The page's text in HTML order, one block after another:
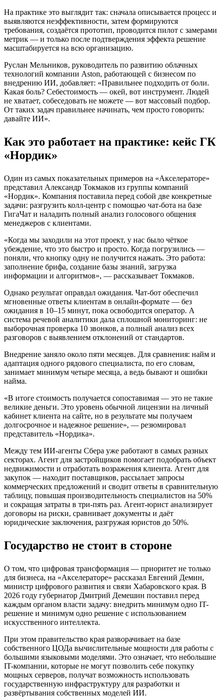
На практике это выглядит так: сначала описывается процесс и
выявляются неэффективности, затем формируются
требования, создаётся прототип, проводится пилот с замерами
метрик — и только после подтверждения эффекта решение
масштабируется на всю организацию.
Руслан Мельников, руководитель по развитию облачных
технологий компании Aston, работающей с бизнесом по
внедрению ИИ, добавляет: «Правильнее подходить от боли.
Какая боль? Себестоимость — окей, вот инструмент. Людей
не хватает, собеседовать не можете — вот массовый подбор.
От таких задач правильнее начинать, чем просто говорить:
давайте ИИ».
Как это работает на практике: кейс ГК
«Нордик»
Один из самых показательных примеров на «Акселераторе»
представил Александр Токмаков из группы компаний
«Нордик». Компания поставила перед собой две конкретные
задачи: разгрузить колл-центр с помощью чат-бота на базе
ГигаЧат и наладить полный анализ голосового общения
менеджеров с клиентами.
«Когда мы заходили на этот проект, у нас было чёткое
убеждение, что это быстро и просто. Когда погрузились —
поняли, что кнопку одну не получится нажать. Это работа:
заполнение брифа, создание базы знаний, загрузка
информации и алгоритмов», — рассказывает Токмаков.
Однако результат оправдал ожидания. Чат-бот обеспечил
мгновенные ответы клиентам в онлайн-формате — без
ожидания в 10–15 минут, пока освободится оператор. А
система речевой аналитики дала сплошной мониторинг: не
выборочная проверка 10 звонков, а полный анализ всех
разговоров с выявлением отклонений от стандартов.
Внедрение заняло около пяти месяцев. Для сравнения: найм и
адаптация одного рядового специалиста, по его словам,
занимает минимум четыре месяца, а ведь бывают и ошибки
найма.
«В итоге стоимость получается сопоставимая — это не такие
великие деньги. Это уровень обычной лицензии на личный
кабинет клиента на сайте, но в результате мы получаем
долгосрочное и надежное решение», — резюмировал
представитель «Нордика».
Между тем ИИ-агенты Сбера уже работают в самых разных
секторах. Агент для застройщиков помогает подобрать объект
недвижимости и отработать возражения клиента. Агент для
закупок — находит поставщиков, рассылает запросы
коммерческих предложений и сводит ответы в сравнительную
таблицу, повышая производительность специалистов на 50%
и сокращая затраты в три-пять раз. Агент-юрист анализирует
договоры на риски, сравнивает документы и даёт
юридические заключения, разгружая юристов до 50%.
Государство не стоит в стороне
О том, что цифровая трансформация — приоритет не только
для бизнеса, на «Акселераторе» рассказал Евгений Демин,
министр цифрового развития и связи Хабаровского края. В
2026 году губернатор Дмитрий Демешин поставил перед
каждым органом власти задачу: внедрить минимум одно IT-
решение и минимум одно решение с использованием
искусственного интеллекта.
При этом правительство края разворачивает на базе
собственного ЦОДа вычислительные мощности для работы с
большими языковыми моделями. Это означает, что небольшие
IT-компании, которые не могут позволить себе покупку
мощных серверов, получат возможность использовать
государственную инфраструктуру для разработки и
развёртывания собственных моделей ИИ.